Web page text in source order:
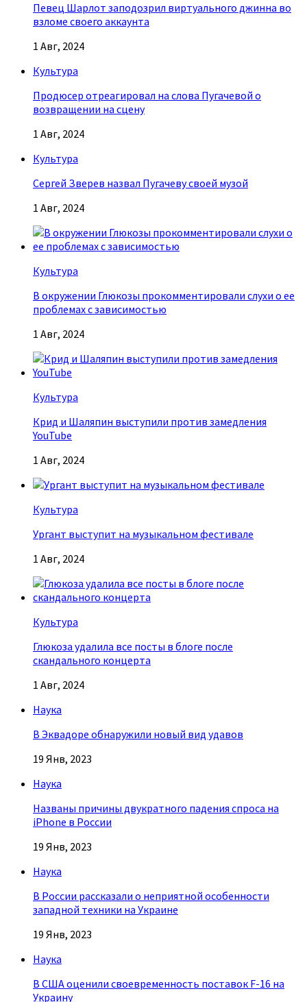
Певец Шарлот заподозрил виртуального джинна во
взломе своего аккаунта
1 Авг, 2024
Культура
Продюсер отреагировал на слова Пугачевой о
возвращении на сцену
1 Авг, 2024
Культура
Сергей Зверев назвал Пугачеву своей музой
1 Авг, 2024
Культура
В окружении Глюкозы прокомментировали слухи о ее
проблемах с зависимостью
1 Авг, 2024
Культура
Крид и Шаляпин выступили против замедления
YouTube
1 Авг, 2024
Культура
Ургант выступит на музыкальном фестивале
1 Авг, 2024
Культура
Глюкоза удалила все посты в блоге после
скандального концерта
1 Авг, 2024
Наука
В Эквадоре обнаружили новый вид удавов
19 Янв, 2023
Наука
Названы причины двукратного падения спроса на
iPhone в России
19 Янв, 2023
Наука
В России рассказали о неприятной особенности
западной техники на Украине
19 Янв, 2023
Наука
В США оценили своевременность поставок F-16 на
Украину